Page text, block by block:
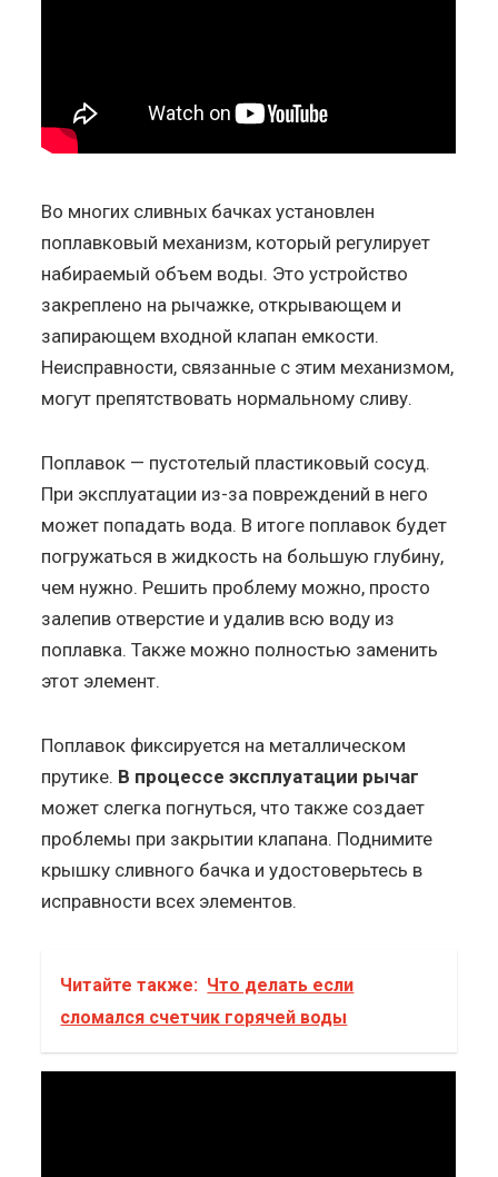
Во многих сливных бачках установлен
поплавковый механизм, который регулирует
набираемый объем воды. Это устройство
закреплено на рычажке, открывающем и
запирающем входной клапан емкости.
Неисправности, связанные с этим механизмом,
могут препятствовать нормальному сливу.
Поплавок — пустотелый пластиковый сосуд.
При эксплуатации из-за повреждений в него
может попадать вода. В итоге поплавок будет
погружаться в жидкость на большую глубину,
чем нужно. Решить проблему можно, просто
залепив отверстие и удалив всю воду из
поплавка. Также можно полностью заменить
этот элемент.
Поплавок фиксируется на металлическом
прутике. В процессе эксплуатации рычаг
может слегка погнуться, что также создает
проблемы при закрытии клапана. Поднимите
крышку сливного бачка и удостоверьтесь в
исправности всех элементов.
Читайте также: Что делать если
сломался счетчик горячей воды